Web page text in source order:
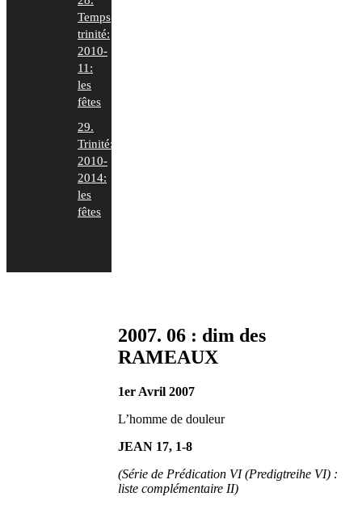
2007. 06 : dim des
RAMEAUX
1er Avril 2007
L’homme de douleur
JEAN 17, 1-8
(Série de Prédication VI (Predigtreihe VI) :
liste complémentaire II)
Temps
trinité:
2010-
11:
les
fêtes
29.
Trinité:
2010-
2014:
les
fêtes